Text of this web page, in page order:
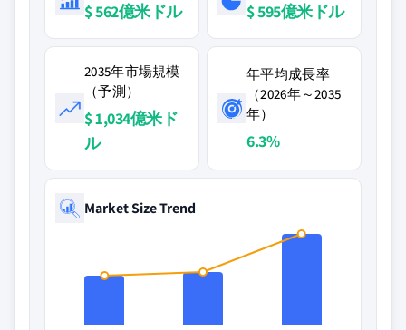
$ 562億米ドル $ 595億米ドル
2035年市場規模
（予測）
$ 1,034億米ド
ル
年平均成長率
（2026年～2035
年）
6.3%
Market Size Trend